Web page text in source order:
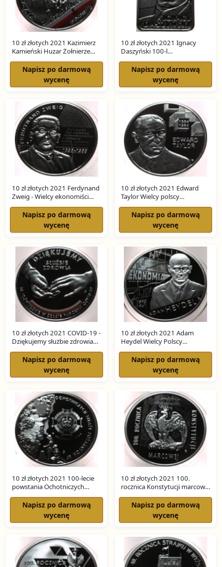
10 zł złotych 2021 Kazimierz
Kamieński Huzar Żołnierze
SREBRO
Napisz po darmową
wycenę
10 zł złotych 2021 Ignacy
Daszyński 100-l
Niepodległości SREBRO
Napisz po darmową
wycenę
10 zł złotych 2021 Ferdynand
Zweig - Wielcy ekonomiści
SREBRO
Napisz po darmową
wycenę
10 zł złotych 2021 Edward
Taylor Wielcy polscy
ekonomiści SREBRO
Napisz po darmową
wycenę
10 zł złotych 2021 COVID-19 -
Dziękujemy służbie zdrowia
SREBRO
Napisz po darmową
wycenę
10 zł złotych 2021 Adam
Heydel Wielcy Polscy
Ekonomiści SREBRO
Napisz po darmową
wycenę
10 zł złotych 2021 100-lecie
powstania Ochotniczych
Straży Pożarnych SREBRO
Napisz po darmową
wycenę
10 zł złotych 2021 100.
rocznica Konstytucji marcowej
SREBRO
Napisz po darmową
wycenę